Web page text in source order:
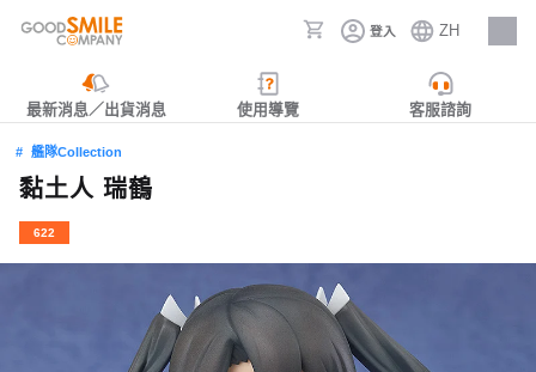
登入 ZH
人才招募
最新消息／出貨消息 使用導覽 客服諮詢
艦隊Collection
黏土人 瑞鶴
622